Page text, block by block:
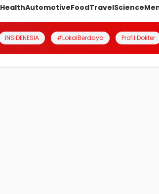
HealthAutomotiveFoodTravelScience
INSIDENESIA #LokalBerdaya Profil Dokter